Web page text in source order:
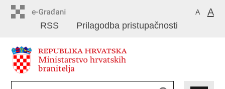
sadržaj
A A
Prilagodba pristupačnosti
RSS